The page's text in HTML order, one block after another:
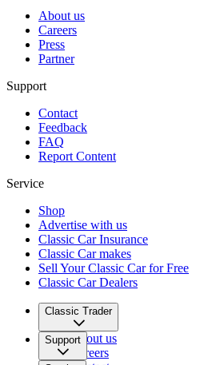
About us
Careers
Press
Partner
Support
Contact
Feedback
FAQ
Report Content
Service
Shop
Advertise with us
Classic Car Insurance
Classic Car makes
Sell Your Classic Car for Free
Classic Car Dealers
Classic Trader
About us
Careers
Support